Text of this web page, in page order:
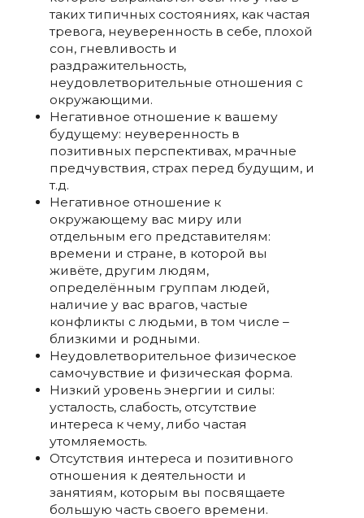
таких типичных состояниях, как частая
тревога, неуверенность в себе, плохой
сон, гневливость и
раздражительность,
неудовлетворительные отношения с
окружающими.
Негативное отношение к вашему
будущему: неуверенность в
позитивных перспективах, мрачные
предчувствия, страх перед будущим, и
т.д.
Негативное отношение к
окружающему вас миру или
отдельным его представителям:
времени и стране, в которой вы
живёте, другим людям,
определённым группам людей,
наличие у вас врагов, частые
конфликты с людьми, в том числе –
близкими и родными.
Неудовлетворительное физическое
самочувствие и физическая форма.
Низкий уровень энергии и силы:
усталость, слабость, отсутствие
интереса к чему, либо частая
утомляемость.
Отсутствия интереса и позитивного
отношения к деятельности и
занятиям, которым вы посвящаете
большую часть своего времени.